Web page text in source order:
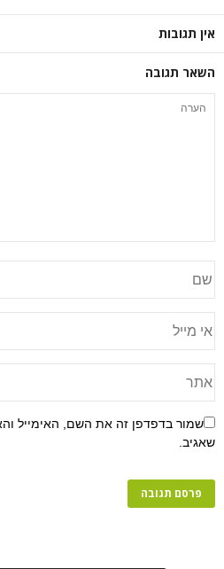
אין תגובות
השאר תגובה
שמור בדפדפן זה את השם, האימייל
שאגיב.